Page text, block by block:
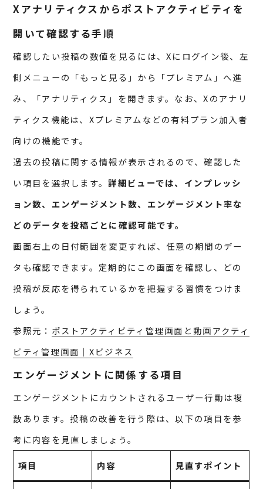
Xアナリティクスからポストアクティビティを
開いて確認する手順
確認したい投稿の数値を見るには、Xにログイン後、左
側メニューの「もっと見る」から「プレミアム」へ進
み、「アナリティクス」を開きます。なお、Xのアナリ
ティクス機能は、Xプレミアムなどの有料プラン加入者
向けの機能です。
過去の投稿に関する情報が表示されるので、確認した
い項目を選択します。詳細ビューでは、インプレッシ
ョン数、エンゲージメント数、エンゲージメント率な
どのデータを投稿ごとに確認可能です。
画面右上の日付範囲を変更すれば、任意の期間のデー
タも確認できます。定期的にこの画面を確認し、どの
投稿が反応を得られているかを把握する習慣をつけま
しょう。
参照元： ポストアクティビティ管理画面と動画アクティ
ビティ管理画面｜Xビジネス
エンゲージメントに関係する項目
エンゲージメントにカウントされるユーザー行動は複
数あります。投稿の改善を行う際は、以下の項目を参
考に内容を見直しましょう。
項目 内容 見直すポイント